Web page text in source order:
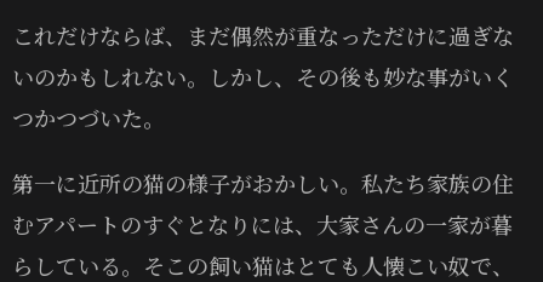
これだけならば、まだ偶然が重なっただけに過ぎな
いのかもしれない。しかし、その後も妙な事がいく
つかつづいた。
第一に近所の猫の様子がおかしい。私たち家族の住
むアパートのすぐとなりには、大家さんの一家が暮
らしている。そこの飼い猫はとても人懐こい奴で、